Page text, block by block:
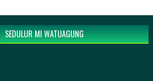
SEDULUR MI WATUAGUNG